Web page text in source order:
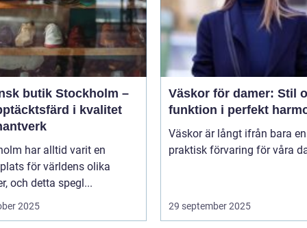
butik Stockholm –
i kvalitet
har alltid varit en
för världens olika
och detta spegl...
2025
Väskor för damer: Stil
funktion i perfekt
Väskor är långt ifrån bara en
praktisk förvaring för våra
29 september 2025